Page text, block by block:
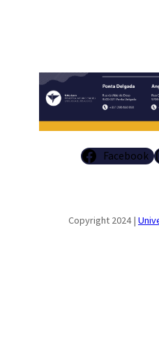
Facebook
Copyright 2024 |